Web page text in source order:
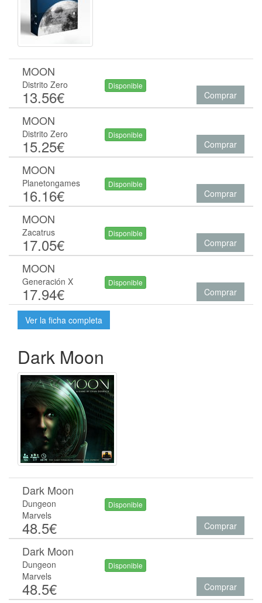
MOON
Distrito Zero
13.56€
Disponible
Comprar
MOON
Distrito Zero
15.25€
Disponible
Comprar
MOON
Planetongames
16.16€
Disponible
Comprar
MOON
Zacatrus
17.05€
Disponible
Comprar
MOON
Generación X
17.94€
Disponible
Comprar
Ver la ficha completa
Dark Moon
Dark Moon
Dungeon
Marvels
48.5€
Disponible
Comprar
Dark Moon
Dungeon
Marvels
48.5€
Disponible
Comprar